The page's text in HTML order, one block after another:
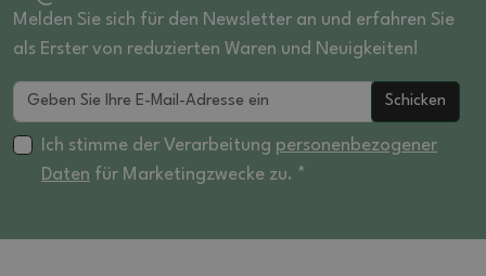
Melden Sie sich für den Newsletter an und erfahren Sie
als Erster von reduzierten Waren und Neuigkeiten!
Schicken
Ich stimme der Verarbeitung personenbezogener
Daten für Marketingzwecke zu. *